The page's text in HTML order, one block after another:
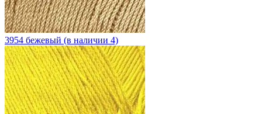
3954 бежевый (в наличии 4)